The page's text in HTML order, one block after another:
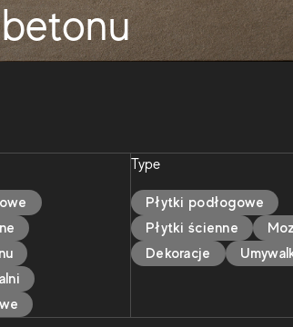
Type
Płytki podłogowe
Płytki ścienne
Dekoracje